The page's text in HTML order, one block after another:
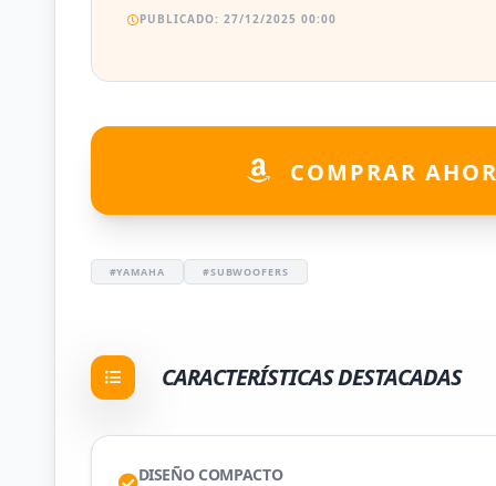
PUBLICADO: 27/12/2025 00:00
COMPRAR
#YAMAHA #SUBWOOFERS
CARACTERÍSTICAS DESTACADAS
DISEÑO COMPACTO